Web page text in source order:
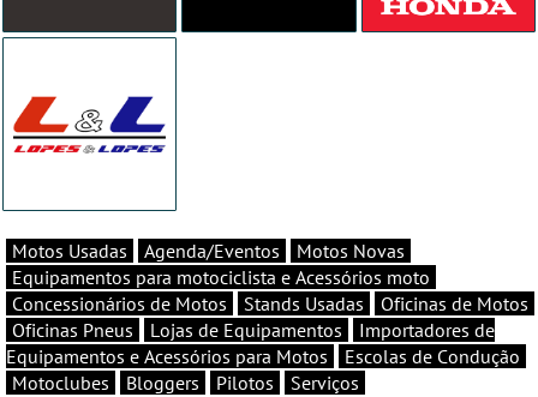
Motos Usadas Agenda/Eventos
Motos Novas
Equipamentos para motociclista e Acessórios moto
Concessionários de Motos
Stands Usadas
Oficinas de Motos
Oficinas Pneus
Lojas de Equipamentos
Importadores de
Equipamentos e Acessórios para Motos
Escolas de Condução
Motoclubes
Bloggers Pilotos Serviços